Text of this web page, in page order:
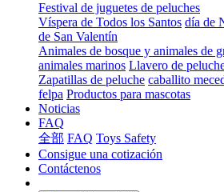
Festival de juguetes de peluches
Víspera de Todos los Santos día de
de San Valentín
Animales de bosque y animales de
animales marinos Llavero de
Zapatillas de peluche caballito
felpa Productos para mascotas
Noticias
FAQ
全部 FAQ Toys Safety
Consigue una cotización
Contáctenos